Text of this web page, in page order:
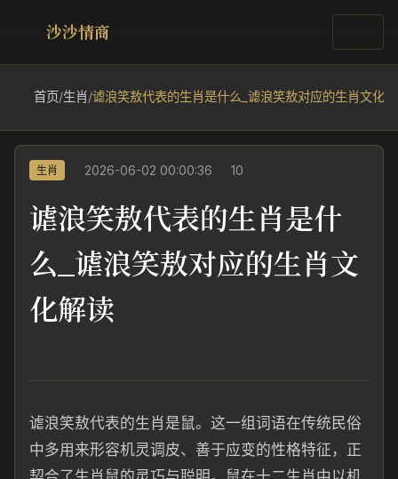
沙沙情商
首页/生肖/谑浪笑敖代表的生肖是什么_谑浪笑敖对应的生肖文化
生肖 2026-06-02 00:00:36 10
谑浪笑敖代表的生肖是什
么_谑浪笑敖对应的生肖文
化解读
谑浪笑敖代表的生肖是鼠。这一组词语在传统民俗
中多用来形容机灵调皮、善于应变的性格特征，正